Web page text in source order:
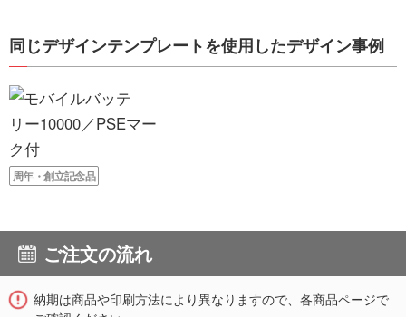
同じデザインテンプレートを使用したデザイン事例
周年・創立記念品
ご注文の流れ
納期は商品や印刷方法により異なりますので、各商品ページで